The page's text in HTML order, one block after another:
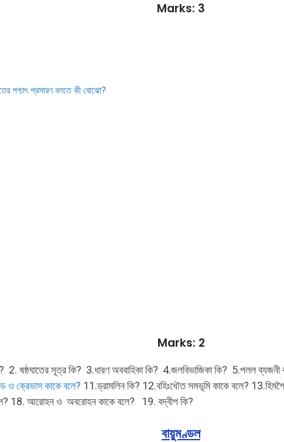
Marks: 3
পশ্চাৎ প্রসারণ বলতে কী বোঝো?
Marks: 2
2. ষষ্ঠঘাতের সূত্র কি? 3.ধারণ অববাহিকা কি? 4.জলবিভাজিকা কি? 5.পলল ব্যজনী
ও ক্রেভাস কাকে বলে? 11.ড্রামলিন কি? 12.বহিঃধৌত সমভূমি কাকে বলে?
18. আরোহন ও অবরোহন কাকে বলে? 19. বদ্বীপ কি?
বায়ুমণ্ডল